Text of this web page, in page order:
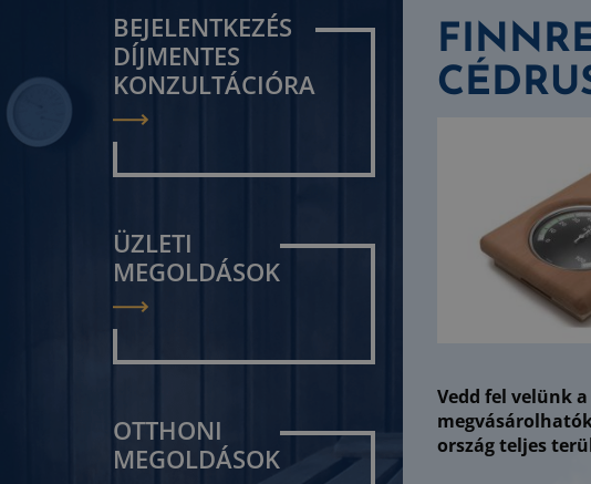
BEJELENTKEZÉS
DÍJMENTES
KONZULTÁCIÓRA
ÜZLETI
MEGOLDÁSOK
OTTHONI
MEGOLDÁSOK
Vedd fel velünk
ország teljes